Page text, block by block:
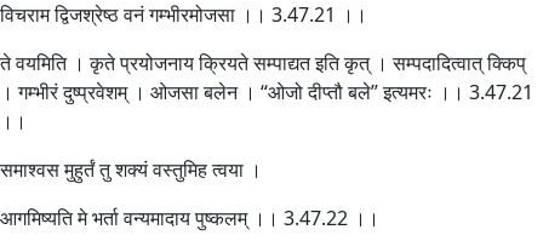
विचराम द्विजश्रेष्ठ वनं गम्भीरमोजसा ।। 3.47.21 ।।
ते वयमिति । कृते प्रयोजनाय क्रियते सम्पाद्यत इति कृत् । सम्पदादित्वात् क्किप्
। गम्भीरं दुष्प्रवेशम् । ओजसा बलेन । “ओजो दीप्तौ बले” इत्यमरः ।। 3.47.21
।।
समाश्वस मुहुर्तं तु शक्यं वस्तुमिह त्वया ।
आगमिष्यति मे भर्ता वन्यमादाय पुष्कलम् ।। 3.47.22 ।।